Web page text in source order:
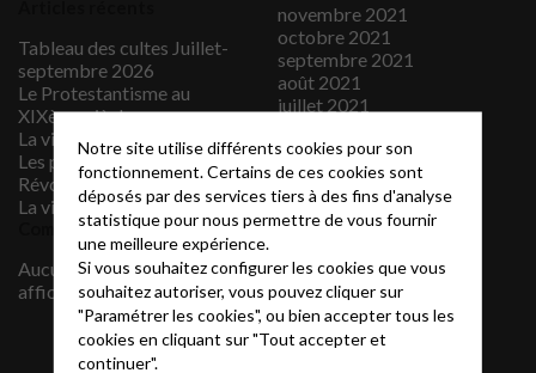
Tableau des cultes Juillet-
septembre 2026
Le Protestantisme au
XIXème siècle
La vidéo du mois
Les protestants sous la
Révolution française
La vidéo du mois
Commentaires récents
Aucun commentaire à
afficher.
novembre 2021
octobre 2021
septembre 2021
août 2021
juillet 2021
mai 2021
avril 2021
mars 2021
février 2021
décembre 2020
novembre 2020
septembre 2020
juillet 2020
juin 2020
Notre site utilise différents cookies pour son
fonctionnement. Certains de ces cookies sont
déposés par des services tiers à des fins d'analyse
statistique pour nous permettre de vous fournir
une meilleure expérience.
Si vous souhaitez configurer les cookies que vous
souhaitez autoriser, vous pouvez cliquer sur
"Paramétrer les cookies", ou bien accepter tous les
cookies en cliquant sur "Tout accepter et
continuer".